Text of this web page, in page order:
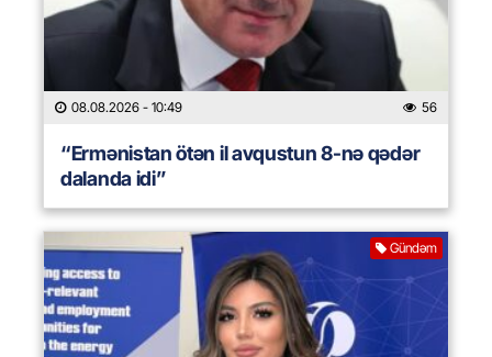
08.08.2026 - 10:49 56
“Ermənistan ötən il avqustun 8-nə qədər
dalanda idi”
Gündəm